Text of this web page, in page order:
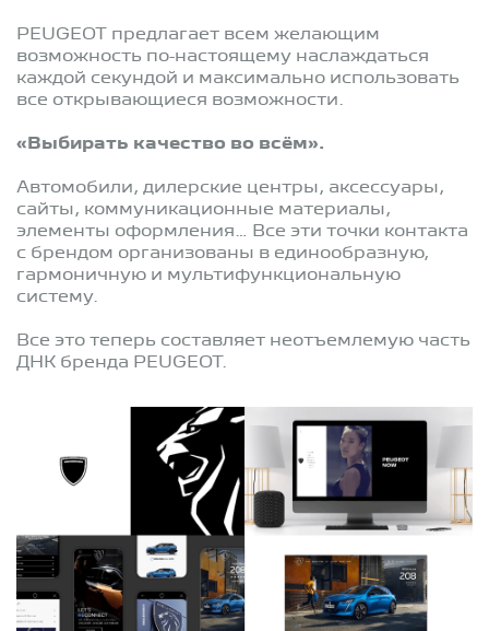
PEUGEOT предлагает всем желающим
возможность по-настоящему наслаждаться
каждой секундой и максимально использовать
все открывающиеся возможности.
«Выбирать качество во всём».
Автомобили, дилерские центры, аксессуары,
сайты, коммуникационные материалы,
элементы оформления… Все эти точки контакта
с брендом организованы в единообразную,
гармоничную и мультифункциональную
систему.
Все это теперь составляет неотъемлемую часть
ДНК бренда PEUGEOT.